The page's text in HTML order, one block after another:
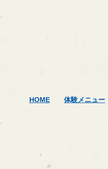
HOME 体験メニュー